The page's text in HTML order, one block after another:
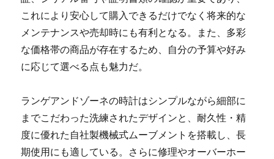
これにより安心して購入できるだけでなく将来的な
メンテナンスや売却時にも有利となる。また、多彩
な価格帯の商品が存在するため、自分の予算や好み
に応じて選べる点も魅力だ。
ランゲアンドゾーネの時計はシンプルながら細部に
までこだわった洗練されたデザインと、耐久性・精
度に優れた自社製機械式ムーブメントを搭載し、長
期使用にも適している。さらに修理やオーバーホー